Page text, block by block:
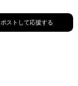
ポストして応援する